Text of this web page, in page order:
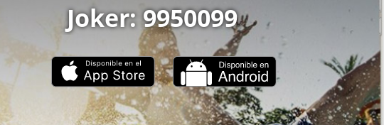
Joker: 9950099